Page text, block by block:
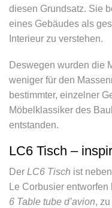
diesen Grundsatz. Sie
eines Gebäudes als
Interieur zu verstehen.
Deswegen wurden die
weniger für den
bestimmter, einzelner
Möbelklassiker des
entstanden.
LC6 Tisch –
Der LC6 Tisch ist
Le Corbusier
6 Table tube d’avion,